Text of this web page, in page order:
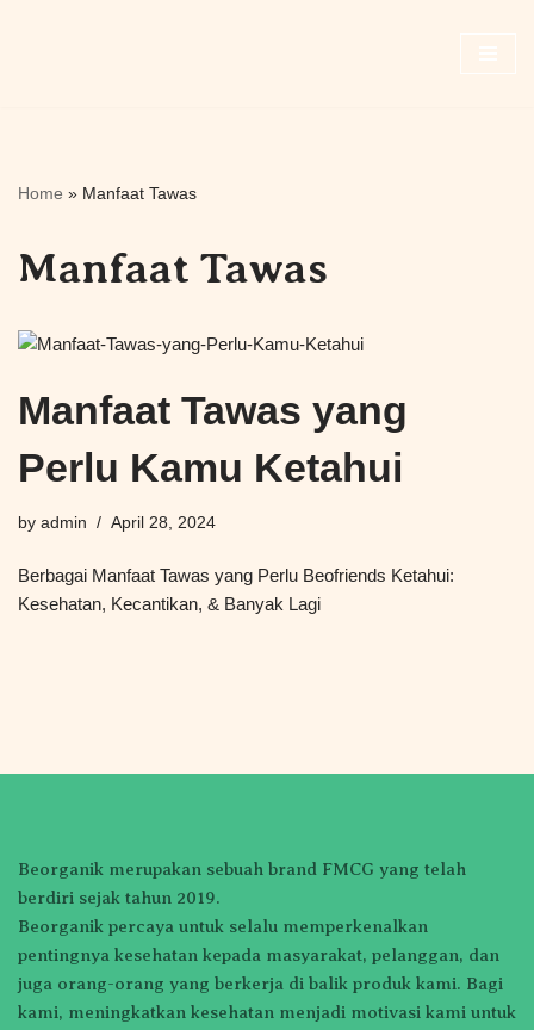
Home » Manfaat Tawas
Manfaat Tawas
Manfaat Tawas yang
Perlu Kamu Ketahui
by admin April 28, 2024
Berbagai Manfaat Tawas yang Perlu Beofriends Ketahui:
Kesehatan, Kecantikan, & Banyak Lagi
Beorganik merupakan sebuah brand FMCG yang telah
berdiri sejak tahun 2019.
Beorganik percaya untuk selalu memperkenalkan
pentingnya kesehatan kepada masyarakat, pelanggan, dan
juga orang-orang yang berkerja di balik produk kami. Bagi
kami, meningkatkan kesehatan menjadi motivasi kami untuk